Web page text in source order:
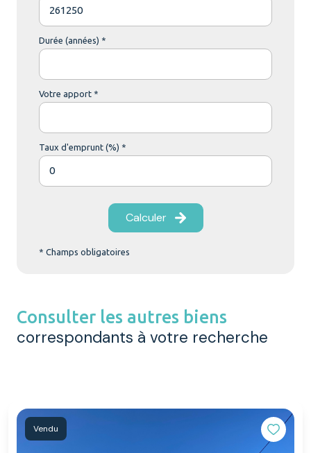
Durée (années) *
Votre apport *
Taux d'emprunt (%) *
Calculer
* Champs obligatoires
Consulter les autres biens
correspondants à votre recherche
Vendu